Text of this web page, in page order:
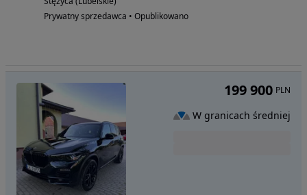
Prywatny sprzedawca • Opublikowano
199 900 PLN
W granicach średniej